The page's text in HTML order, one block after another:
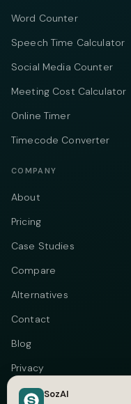
Word Counter
Speech Time Calculator
Social Media Counter
Meeting Cost Calculator
Online Timer
Timecode Converter
COMPANY
About
Pricing
Case Studies
Compare
Alternatives
Contact
Blog
Privacy
Terms SozAI